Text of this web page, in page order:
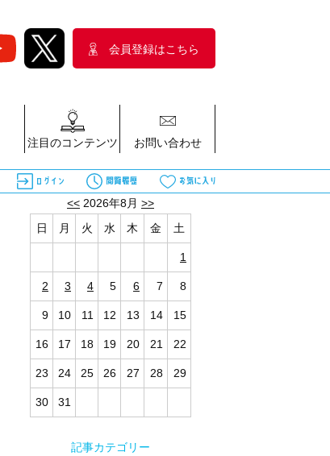
会員登録はこちら
注目のコンテンツ お問い合わせ
<< 2026年8月 >>
日
月 火 水 木 金 土
1
2 3 4 5 6 7 8
9 10 11 12 13 14 15
16 17 18 19 20 21 22
23 24 25 26 27 28 29
30 31
記事カテゴリー